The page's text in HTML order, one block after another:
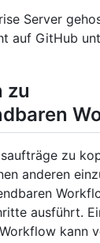
Server
auf GitHub
zu
zu
anderen
ausführt.
kann